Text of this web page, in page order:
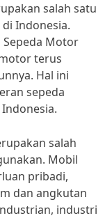
salah satu
Indonesia.
Motor
terus
Hal ini
sepeda
salah
Mobil
pribadi,
dan angkutan
industri